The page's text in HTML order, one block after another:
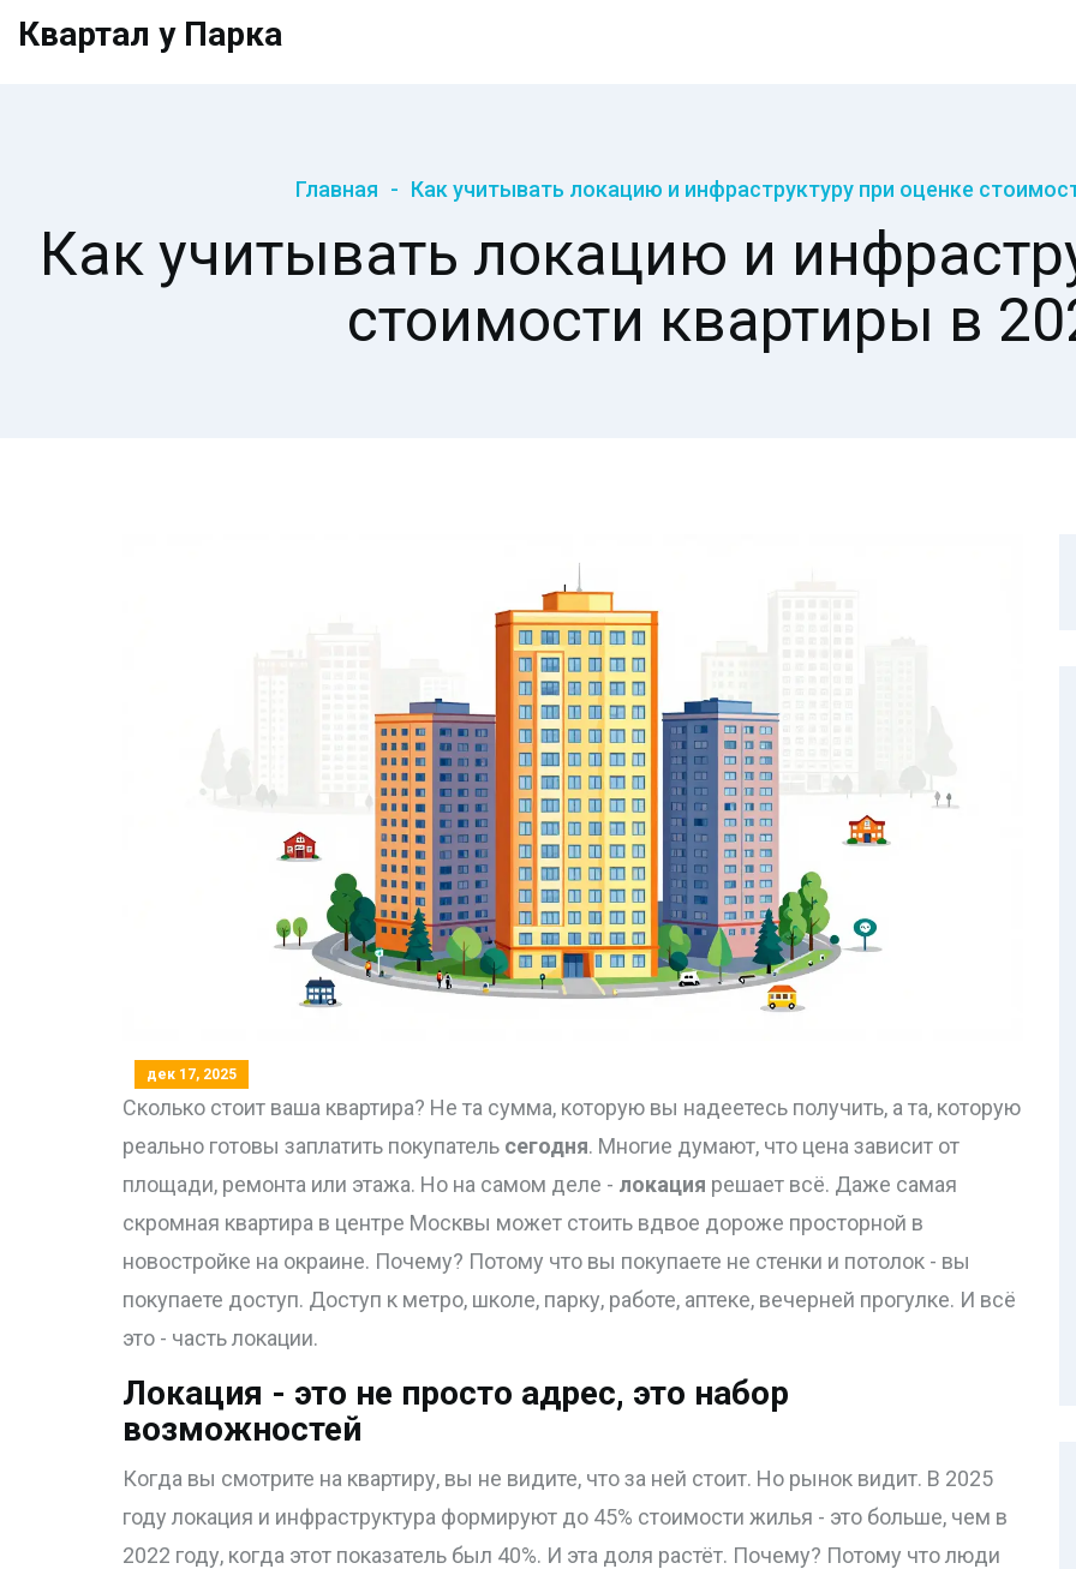
Квартал у Парка
Главная Как учитывать локацию и инфраструктуру при оценке
Как учитывать локацию и
стоимости квартиры в
дек 17, 2025
Сколько стоит ваша квартира? Не та сумма, которую вы надеетесь получить, а та, которую
реально готовы заплатить покупатель сегодня. Многие думают, что цена зависит от
площади, ремонта или этажа. Но на самом деле - локация решает всё. Даже самая
скромная квартира в центре Москвы может стоить вдвое дороже просторной в
новостройке на окраине. Почему? Потому что вы покупаете не стенки и потолок - вы
покупаете доступ. Доступ к метро, школе, парку, работе, аптеке, вечерней прогулке. И всё
это - часть локации.
Локация - это не просто адрес, это набор
возможностей
Когда вы смотрите на квартиру, вы не видите, что за ней стоит. Но рынок видит. В 2025
году локация и инфраструктура формируют до 45% стоимости жилья - это больше, чем в
2022 году, когда этот показатель был 40%. И эта доля растёт. Почему? Потому что люди